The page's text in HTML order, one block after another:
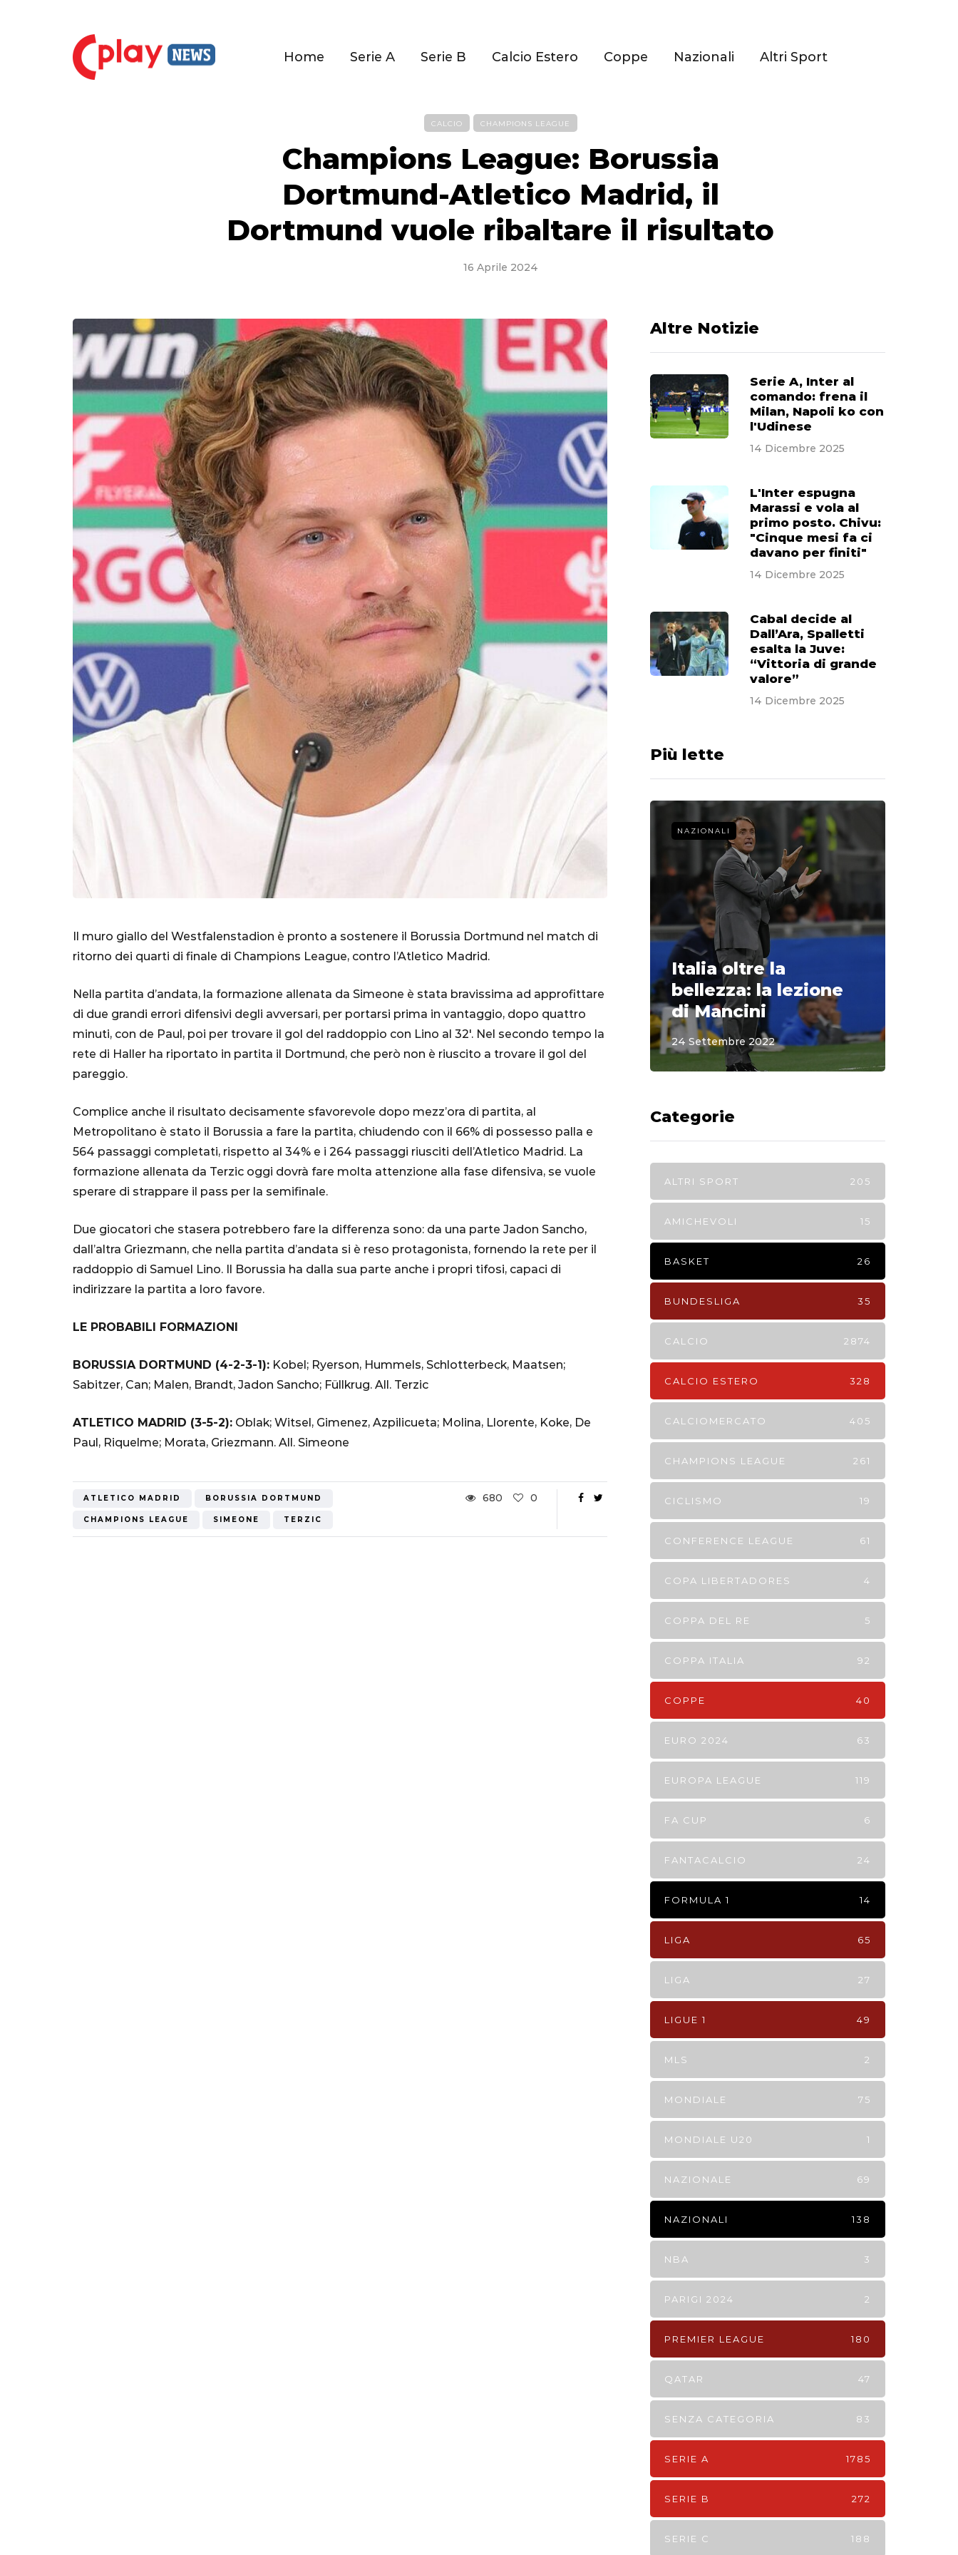
Home Serie A Serie B Calcio Estero Coppe Nazionali Altri Sport
CALCIO CHAMPIONS LEAGUE
Champions League: Borussia
Dortmund-Atletico Madrid, il
Dortmund vuole ribaltare il risultato
16 Aprile 2024
Il muro giallo del Westfalenstadion è pronto a sostenere il Borussia Dortmund nel match di
ritorno dei quarti di finale di Champions League, contro l’Atletico Madrid.
Nella partita d’andata, la formazione allenata da Simeone è stata bravissima ad approfittare
di due grandi errori difensivi degli avversari, per portarsi prima in vantaggio, dopo quattro
minuti, con de Paul, poi per trovare il gol del raddoppio con Lino al 32′. Nel secondo tempo la
rete di Haller ha riportato in partita il Dortmund, che però non è riuscito a trovare il gol del
pareggio.
Complice anche il risultato decisamente sfavorevole dopo mezz’ora di partita, al
Metropolitano è stato il Borussia a fare la partita, chiudendo con il 66% di possesso palla e
564 passaggi completati, rispetto al 34% e i 264 passaggi riusciti dell’Atletico Madrid. La
formazione allenata da Terzic oggi dovrà fare molta attenzione alla fase difensiva, se vuole
sperare di strappare il pass per la semifinale.
Due giocatori che stasera potrebbero fare la differenza sono: da una parte Jadon Sancho,
dall’altra Griezmann, che nella partita d’andata si è reso protagonista, fornendo la rete per il
raddoppio di Samuel Lino. Il Borussia ha dalla sua parte anche i propri tifosi, capaci di
indirizzare la partita a loro favore.
LE PROBABILI FORMAZIONI
BORUSSIA DORTMUND (4-2-3-1): Kobel; Ryerson, Hummels, Schlotterbeck, Maatsen;
Sabitzer, Can; Malen, Brandt, Jadon Sancho; Füllkrug. All. Terzic
ATLETICO MADRID (3-5-2): Oblak; Witsel, Gimenez, Azpilicueta; Molina, Llorente, Koke, De
Paul, Riquelme; Morata, Griezmann. All. Simeone
ATLETICO MADRID BORUSSIA DORTMUND
CHAMPIONS LEAGUE SIMEONE TERZIC
680 0
Altre Notizie
Serie A, Inter al
comando: frena il
Milan, Napoli ko con
l'Udinese
14 Dicembre 2025
L'Inter espugna
Marassi e vola al
primo posto. Chivu:
"Cinque mesi fa ci
davano per finiti"
14 Dicembre 2025
Cabal decide al
Dall’Ara, Spalletti
esalta la Juve:
“Vittoria di grande
valore”
14 Dicembre 2025
Più lette
parla l'agente:
"Bayern? Pensa
all'Inter e al
Mondiale"
5 Ottobre 2022
MONDIALE QATAR
già qualificato agli
Ottavi di Finale
1 Dicembre 2022
NAZIONALI
Italia oltre la
bellezza: la lezione
di Mancini
24 Settembre 2022
Categorie
ALTRI SPORT 205
AMICHEVOLI 15
BASKET 26
BUNDESLIGA 35
CALCIO 2874
CALCIO ESTERO 328
CALCIOMERCATO 405
CHAMPIONS LEAGUE 261
CICLISMO 19
CONFERENCE LEAGUE 61
COPA LIBERTADORES 4
COPPA DEL RE 5
COPPA ITALIA 92
COPPE 40
EURO 2024 63
EUROPA LEAGUE 119
FA CUP 6
FANTACALCIO 24
FORMULA 1 14
LIGA 65
LIGA 27
LIGUE 1 49
MLS 2
MONDIALE 75
MONDIALE U20 1
NAZIONALE 69
NAZIONALI 138
NBA 3
PARIGI 2024 2
PREMIER LEAGUE 180
QATAR 47
SENZA CATEGORIA 83
SERIE A 1785
SERIE B 272
SERIE C 188